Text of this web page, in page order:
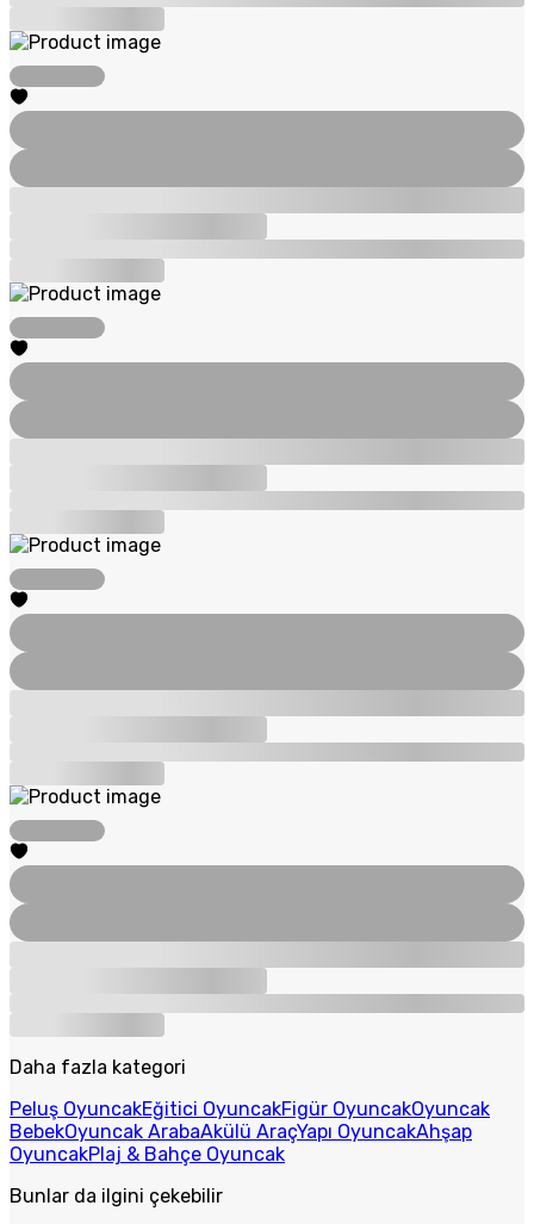
Daha fazla kategori
Peluş OyuncakEğitici OyuncakFigür OyuncakOyuncak
BebekOyuncak ArabaAkülü AraçYapı OyuncakAhşap
OyuncakPlaj & Bahçe Oyuncak
Bunlar da ilgini çekebilir